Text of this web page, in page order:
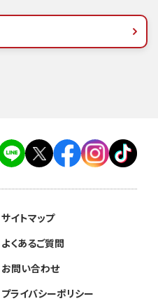
サイトマップ
よくあるご質問
お問い合わせ
プライバシーポリシー